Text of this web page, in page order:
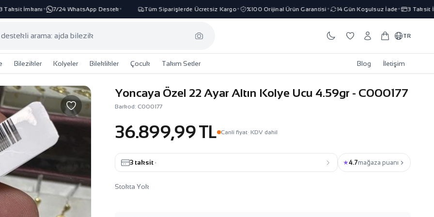
İmkanı✦ 7/24 WhatsApp Destek ✦ Tüm Siparişlerde Ücretsiz Kargo✦ %100 Orijinal Ürün Garantisi ✦ 14 Gün Koşulsuz İade✦ 3 Taksit
TR
Bilezikler Kolyeler Bileklikler Çocuk Takım Setler Blog İletişim
Yoncaya Özel 22 Ayar Altın Kolye Ucu 4.59gr - C000177
Barkod: C000177
36.899,99 TL Canli fiyat· KDV dahil
3 taksit · ★4.7mağaza puanı
Stokta Yok